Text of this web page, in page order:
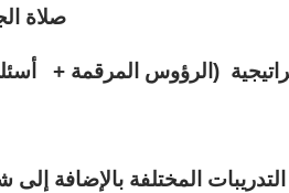
صلاة
(الرؤوس المرقمة +
التدريبات المختلفة بالإضافة